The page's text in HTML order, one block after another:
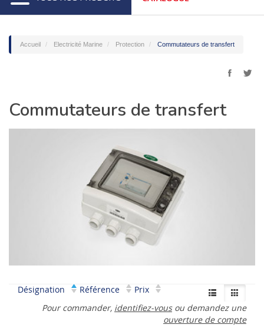
Accueil Electricité Marine Protection Commutateurs de transfert
Commutateurs de transfert
Désignation Référence
Prix
Pour commander, identifiez-vousou demandez une
ouverture de compte